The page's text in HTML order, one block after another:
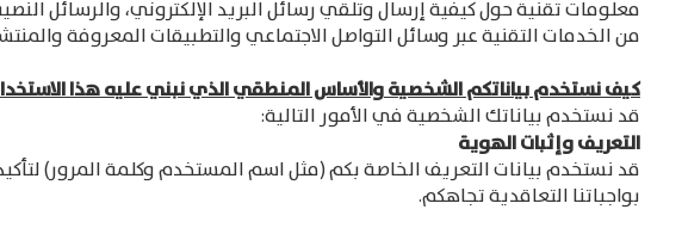
من الخدمات التقنية عبر وسائل التواصل الاجتماعي والتطبيقات المعروفة
كيف نستخدم بياناتكم الشخصية والأساس المنطقي الذي نبني عليه هذا
قد نستخدم بياناتك الشخصية في الأمور التالية:
التعريف وإثبات الهوية
قد نستخدم بيانات التعريف الخاصة بكم (مثل اسم المستخدم وكلمة المرور)
بواجباتنا التعاقدية تجاهكم.